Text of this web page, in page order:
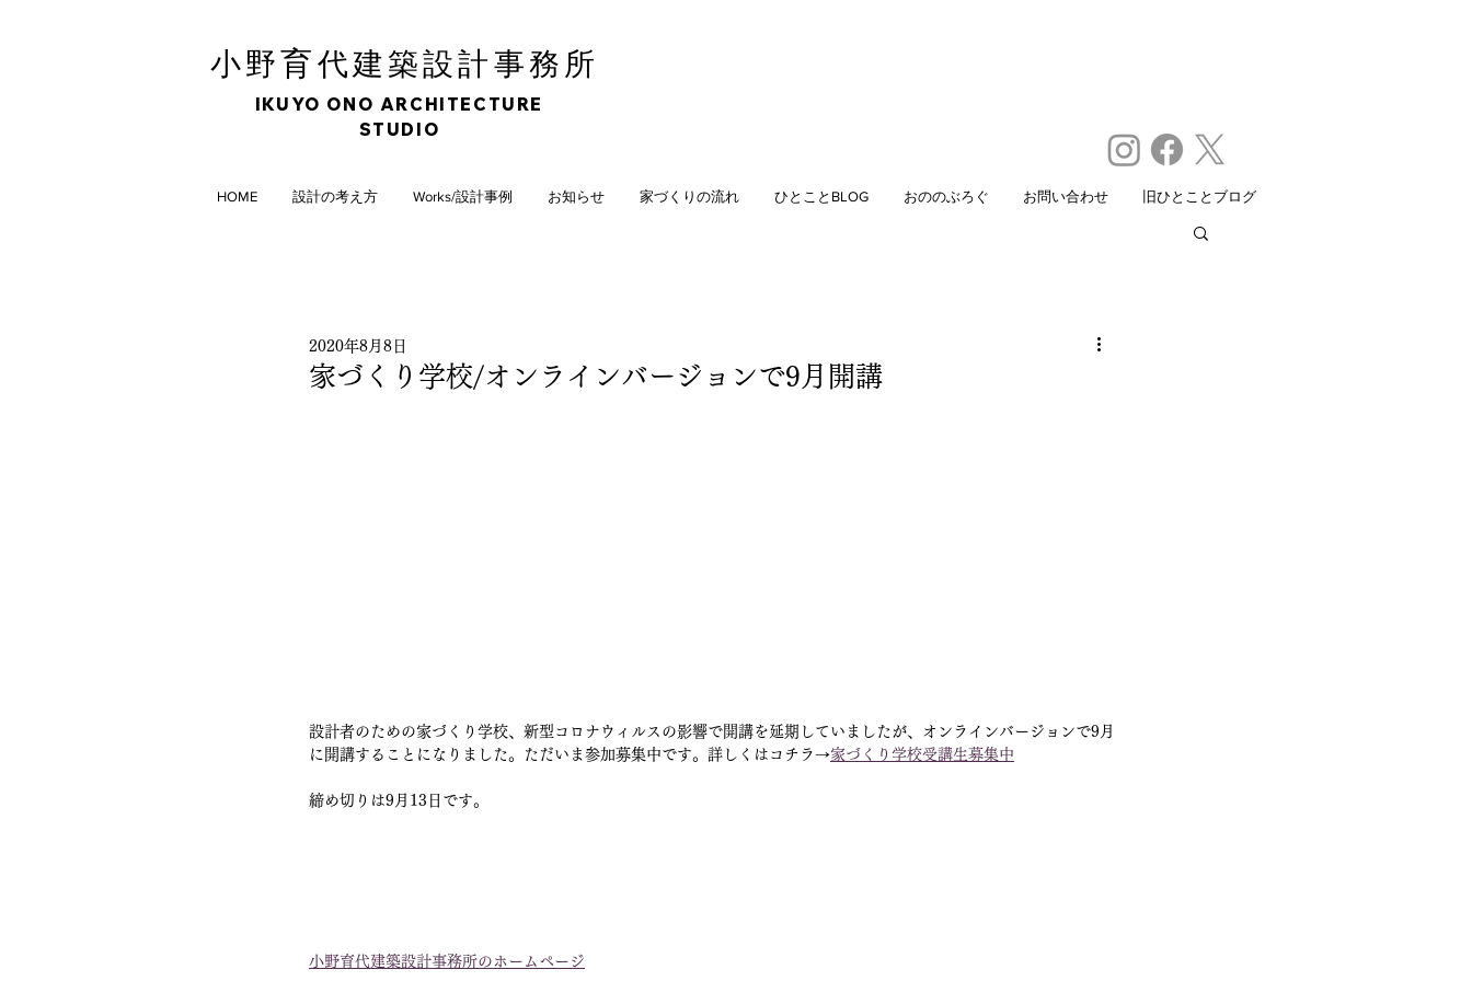
小野育代建築設計事務所
IKUYO ONO ARCHITECTURE
STUDIO
HOME 設計の考え方 Works/設計事例 お知らせ 家づくりの流れ ひとことBLOG おののぶろぐ お問い合わせ 旧ひとことブログ
家づくり学校/オンラインバージョンで9月開講
2020年8月8日
設計者のための家づくり学校、新型コロナウィルスの影響で開講を延期していましたが、オンラインバージョンで9月
に開講することになりました。ただいま参加募集中です。詳しくはコチラ→家づくり学校受講生募集中
締め切りは9月13日です。
小野育代建築設計事務所のホームページ